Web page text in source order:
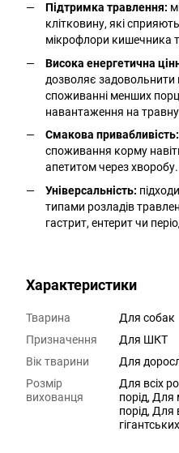
Підтримка травлення:
клітковину, які
мікрофлори кишечника
Висока енергетична
дозволяє задовольнити
споживанні менших
навантаження на
Смакова привабливість:
споживання корму
апетитом через хворобу.
Універсальність:
типами розладів
гастрит, ентерит чи
Характеристики
Тварина
Для собак
Призначення
Для ШКТ
Вік тварини
Для
Розмір
вихованця
Для всіх
порід, Для
порід, Для